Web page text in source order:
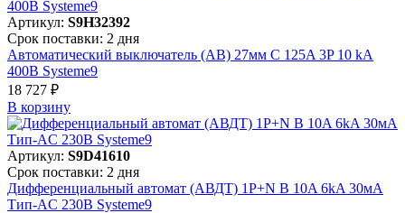
Артикул: S9H32392
Срок поставки: 2 дня
Автоматический выключатель (АВ) 27мм C 125A 3P 10 kA
400В Systeme9
18 727 ₽
В корзинy
Артикул: S9D41610
Срок поставки: 2 дня
Дифференциальный автомат (АВДТ) 1P+N B 10A 6kA 30мА
Тип-AC 230В Systeme9